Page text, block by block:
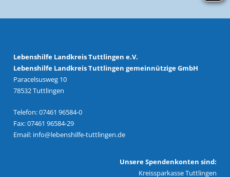
Lebenshilfe Landkreis Tuttlingen e.V.
Lebenshilfe Landkreis Tuttlingen gemeinnützige GmbH
Paracelsusweg 10
78532 Tuttlingen
Telefon: 07461 96584-0
Fax: 07461 96584-29
Email: info@lebenshilfe-tuttlingen.de
Unsere Spendenkonten sind:
Kreissparkasse Tuttlingen